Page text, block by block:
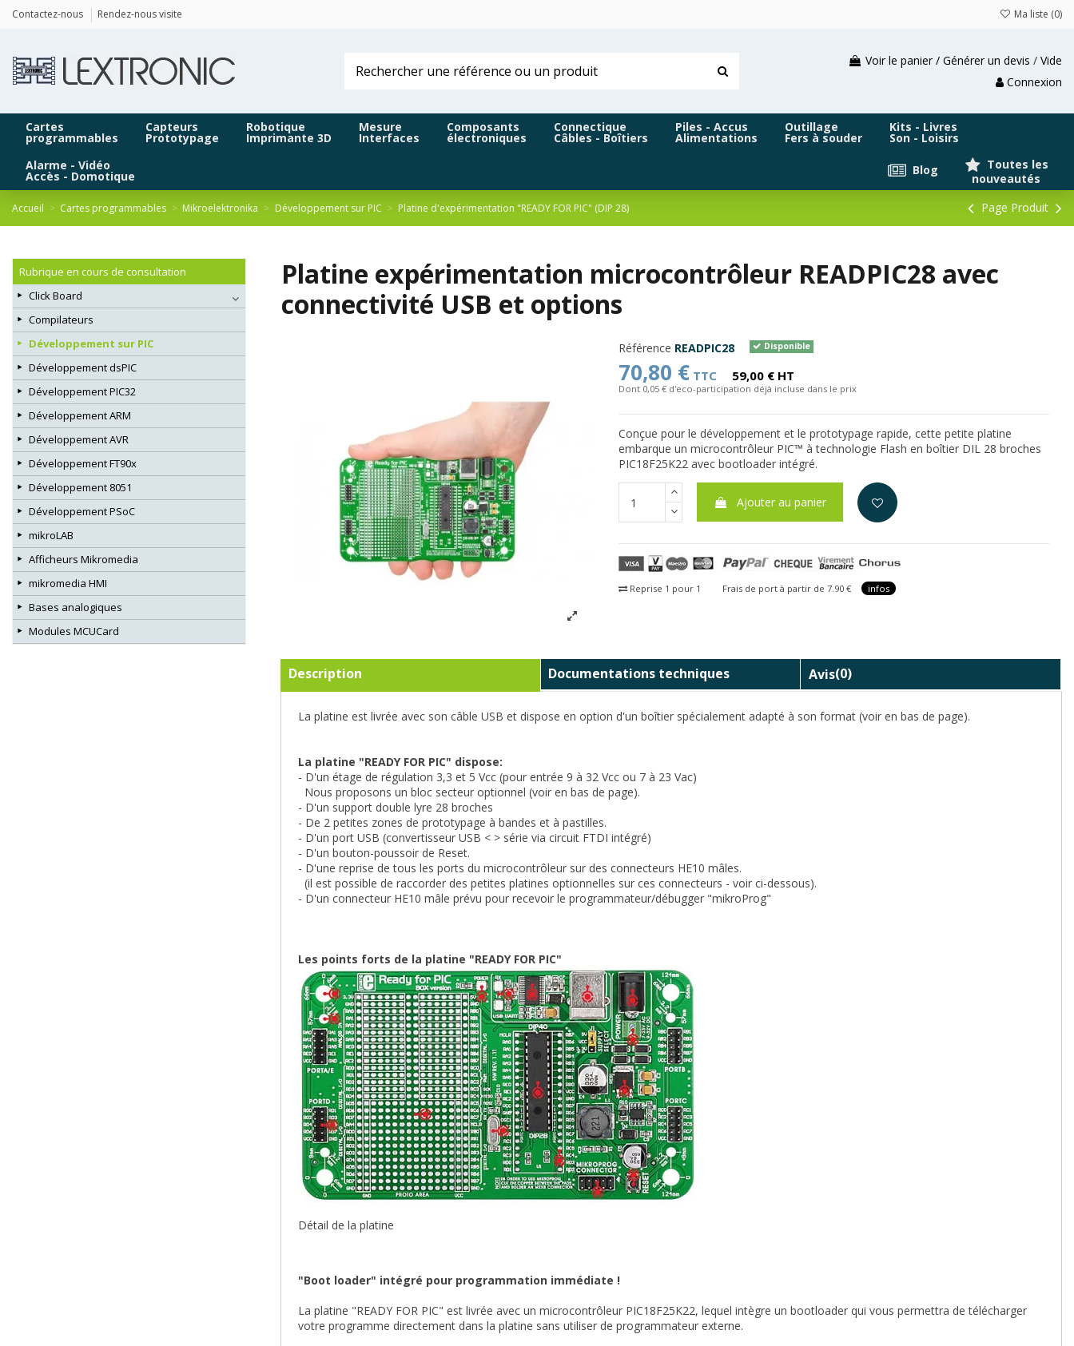
Contactez-nous Rendez-nous visite Ma liste (0)
Voir le panier / Générer un devis / Vide
Connexion
Cartes
programmables
Capteurs
Prototypage
Robotique
Imprimante 3D
Mesure
Interfaces
Composants
électroniques
Connectique
Câbles - Boîtiers
Piles - Accus
Alimentations
Outillage
Fers à souder
Kits - Livres
Son - Loisirs
Alarme - Vidéo
Accès - Domotique
Toutes les
nouveautés
Blog
Accueil Cartes programmables Mikroelektronika Développement sur PIC Platine d'expérimentation "READY FOR PIC" (DIP 28) Page Produit
Platine expérimentation microcontrôleur READPIC28 avec
connectivité USB et options
Référence READPIC28 Disponible
70,80 € TTC 59,00 € HT
Dont 0,05 € d'eco-participation déjà incluse dans le prix
Conçue pour le développement et le prototypage rapide, cette petite platine
embarque un microcontrôleur PIC™ à technologie Flash en boîtier DIL 28 broches
PIC18F25K22 avec bootloader intégré.
Ajouter au panier
Reprise 1 pour 1 Frais de port à partir de 7.90 € infos
Description Documentations techniques Avis(0)
La platine est livrée avec son câble USB et dispose en option d'un boîtier spécialement adapté à son format (voir en bas de page).
La platine "READY FOR PIC" dispose:
- D'un étage de régulation 3,3 et 5 Vcc (pour entrée 9 à 32 Vcc ou 7 à 23 Vac)
Nous proposons un bloc secteur optionnel (voir en bas de page).
- D'un support double lyre 28 broches
- De 2 petites zones de prototypage à bandes et à pastilles.
- D'un port USB (convertisseur USB < > série via circuit FTDI intégré)
- D'un bouton-poussoir de Reset.
- D'une reprise de tous les ports du microcontrôleur sur des connecteurs HE10 mâles.
(il est possible de raccorder des petites platines optionnelles sur ces connecteurs - voir ci-dessous).
- D'un connecteur HE10 mâle prévu pour recevoir le programmateur/débugger "mikroProg"
Les points forts de la platine "READY FOR PIC"
Détail de la platine
"Boot loader" intégré pour programmation immédiate !
La platine "READY FOR PIC" est livrée avec un microcontrôleur PIC18F25K22, lequel intègre un bootloader qui vous permettra de télécharger
votre programme directement dans la platine sans utiliser de programmateur externe.
Rubrique en cours de consultation
Click Board
Compilateurs
Développement sur PIC
Développement dsPIC
Développement PIC32
Développement ARM
Développement AVR
Développement FT90x
Développement 8051
Développement PSoC
mikroLAB
Afficheurs Mikromedia
mikromedia HMI
Bases analogiques
Modules MCUCard
Panneau de gestion des cookies